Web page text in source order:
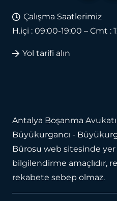
Çalışma Saatlerimiz
H.içi : 09:00-19:00 – Cmt :
Yol tarifi alın
Antalya Boşanma Avukatı
Büyükurgancı -
Bürosu web sitesinde
bilgilendirme amaçlıdır,
rekabete sebep olmaz.